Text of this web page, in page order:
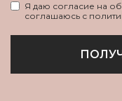
Я даю согласие на
соглашаюсь с